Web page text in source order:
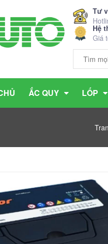
Tư
Hệ
Giá
ẮC QUY LỐP